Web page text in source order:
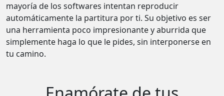
mayoría de los softwares intentan reproducir
automáticamente la partitura por ti. Su objetivo es ser
una herramienta poco impresionante y aburrida que
simplemente haga lo que le pides, sin interponerse en
tu camino.